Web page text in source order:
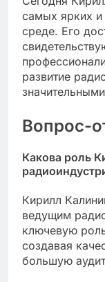
самых ярких
среде. Его
развитие
Вопрос-
Какова роль
Кирилл
ведущим
ключевую
создавая
большую